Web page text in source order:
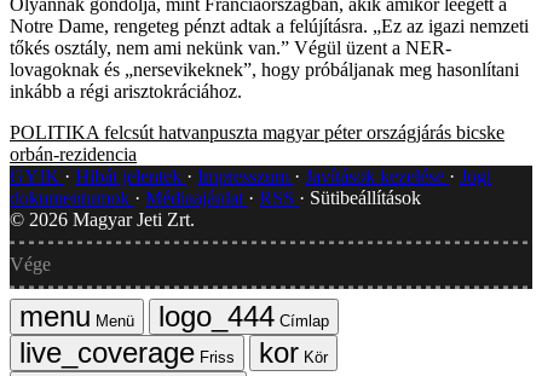
Notre Dame, rengeteg pénzt adtak a felújításra. „Ez az igazi nemzeti
tőkés osztály, nem ami nekünk van.” Végül üzent a NER-
lovagoknak és „nersevikeknek”, hogy próbáljanak meg hasonlítani
inkább a régi arisztokráciához.
POLITIKA felcsút hatvanpuszta magyar péter országjárás bicske
orbán-rezidencia
GYIK
Hibát jelentek Impresszum Javítások kezelése
Jogi
dokumentumok
Médiaajánlat RSS
Sütibeállítások
© 2026 Magyar Jeti Zrt.
Vége
Menü
Címlap
Friss
Kör